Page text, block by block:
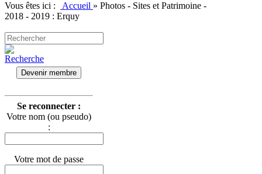
Vous êtes ici : Accueil » Photos - Sites et Patrimoine -
2018 - 2019 : Erquy
Devenir membre
Se reconnecter :
Votre nom (ou pseudo)
:
Votre mot de passe